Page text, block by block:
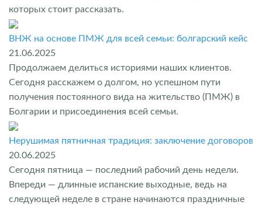
которых стоит рассказать.
ВНЖ на основе ПМЖ для всей семьи: болгарский кейс
21.06.2025
Продолжаем делиться историями наших клиентов.
Сегодня расскажем о долгом, но успешном пути
получения постоянного вида на жительство (ПМЖ) в
Болгарии и присоединения всей семьи.
Нерушимая пятничная традиция: заключение договоров
20.06.2025
Сегодня пятница — последний рабочий день недели.
Впереди — длинные испанские выходные, ведь на
следующей неделе в стране начинаются праздничные